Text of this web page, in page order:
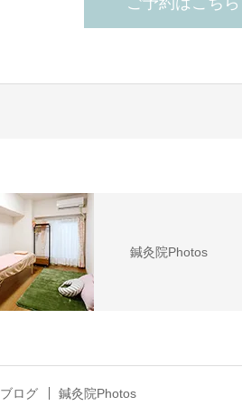
鍼灸院Photos
ブログ 鍼灸院Photos